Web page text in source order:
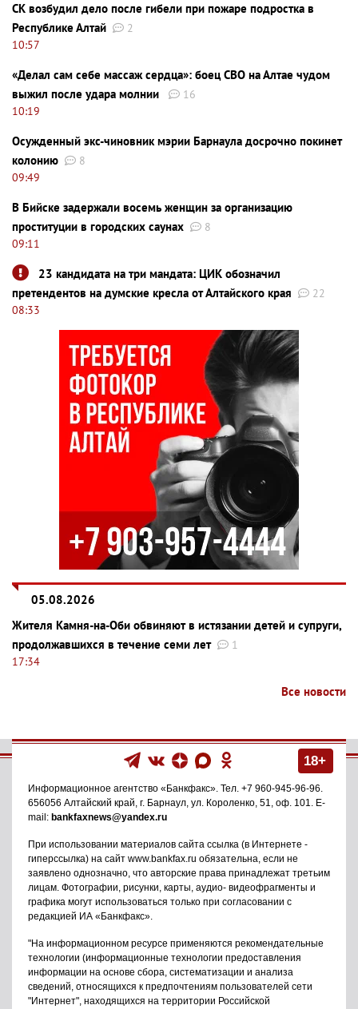
СК возбудил дело после гибели при пожаре подростка в
Республике Алтай
2
10:57
«Делал сам себе массаж сердца»: боец СВО на Алтае чудом
выжил после удара молнии
16
10:19
Осужденный экс-чиновник мэрии Барнаула досрочно покинет
колонию
8
09:49
В Бийске задержали восемь женщин за организацию
проституции в городских саунах
8
09:11
23 кандидата на три мандата: ЦИК обозначил
претендентов на думские кресла от Алтайского края
22
08:33
05.08.2026
Жителя Камня-на-Оби обвиняют в истязании детей и супруги,
продолжавшихся в течение семи лет
1
17:34
Все новости
18+
Информационное агентство «Банкфакс». Тел. +7 960-945-96-96.
656056 Алтайский край, г. Барнаул, ул. Короленко, 51, оф. 101. E-
mail: bankfaxnews@yandex.ru
При использовании материалов сайта ссылка (в Интернете -
гиперссылка) на сайт www.bankfax.ru обязательна, если не
заявлено однозначно, что авторские права принадлежат третьим
лицам. Фотографии, рисунки, карты, аудио- видеофрагменты и
графика могут использоваться только при согласовании с
редакцией ИА «Банкфакс».
"На информационном ресурсе применяются рекомендательные
технологии (информационные технологии предоставления
информации на основе сбора, систематизации и анализа
сведений, относящихся к предпочтениям пользователей сети
"Интернет", находящихся на территории Российской